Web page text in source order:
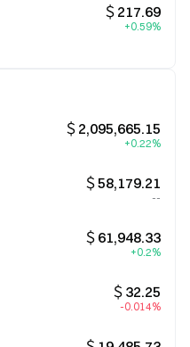
＄217.69
+0.59%
＄2,095,665.15
+0.22%
＄58,179.21
--
＄61,948.33
+0.2%
＄32.25
-0.014%